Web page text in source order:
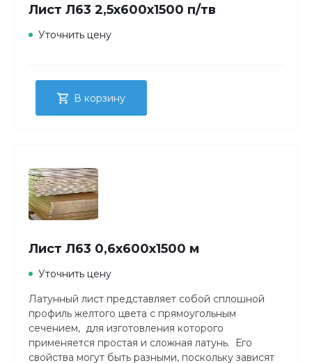
Лист Л63 2,5х600х1500 п/тв
Уточнить цену
В корзину
Лист Л63 0,6х600х1500 м
Уточнить цену
Латунный лист представляет собой сплошной
профиль желтого цвета с прямоугольным
сечением, для изготовления которого
применяется простая и сложная латунь. Его
свойства могут быть разными, поскольку зависят